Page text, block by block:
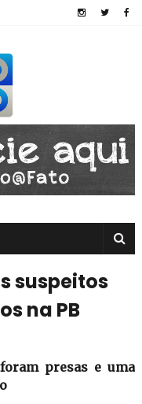
suspeitos
na PB
presas e uma